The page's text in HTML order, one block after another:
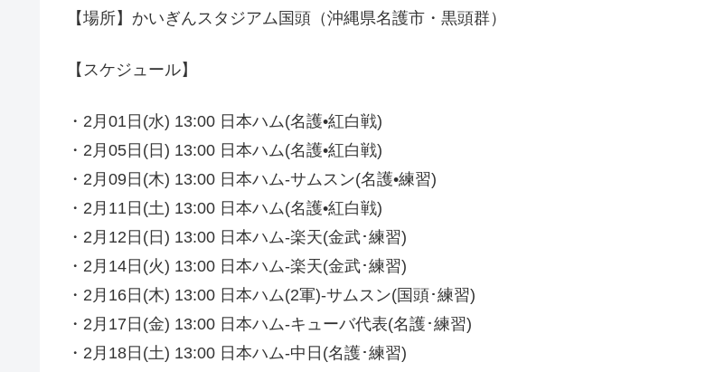
【場所】かいぎんスタジアム国頭（沖縄県名護市・黒頭群）
【スケジュール】
・2月01日(水) 13:00 日本ハム(名護•紅白戦)
・2月05日(日) 13:00 日本ハム(名護•紅白戦)
・2月09日(木) 13:00 日本ハム-サムスン(名護•練習)
・2月11日(土) 13:00 日本ハム(名護•紅白戦)
・2月12日(日) 13:00 日本ハム-楽天(金武･練習)
・2月14日(火) 13:00 日本ハム-楽天(金武･練習)
・2月16日(木) 13:00 日本ハム(2軍)-サムスン(国頭･練習)
・2月17日(金) 13:00 日本ハム-キューバ代表(名護･練習)
・2月18日(土) 13:00 日本ハム-中日(名護･練習)